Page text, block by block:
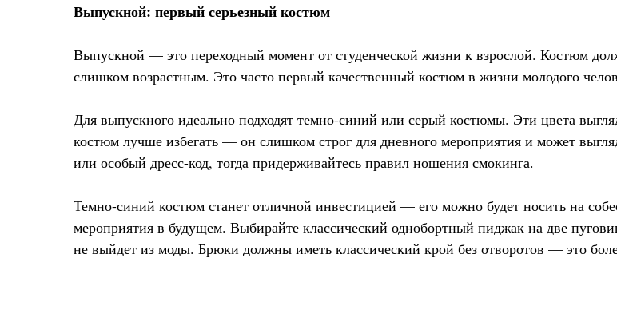
Выпускной: первый серьезный костюм
Выпускной — это переходный момент от студенческой жизни к взрослой. Костюм
слишком возрастным. Это часто первый качественный костюм в жизни молодого
Для выпускного идеально подходят темно-синий или серый костюмы. Эти цвета
костюм лучше избегать — он слишком строг для дневного мероприятия и может
или особый дресс-код, тогда придерживайтесь правил ношения смокинга.
Темно-синий костюм станет отличной инвестицией — его можно будет носить на
мероприятия в будущем. Выбирайте классический однобортный пиджак на две
не выйдет из моды. Брюки должны иметь классический крой без отворотов — это